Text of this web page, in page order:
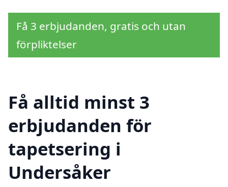
Få 3 erbjudanden, gratis och utan
förpliktelser
Få alltid minst 3
erbjudanden för
tapetsering i
Undersåker